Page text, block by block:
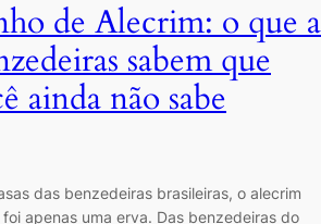
de Alecrim: o que
sabem que
ainda não sabe
das benzedeiras brasileiras, o alecrim
foi apenas uma erva. Das benzedeiras do